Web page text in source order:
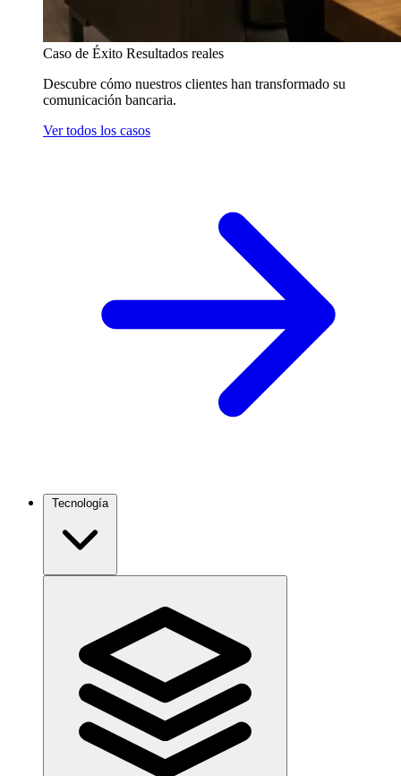
Caso de Éxito Resultados reales
Descubre cómo nuestros clientes han transformado su
comunicación bancaria.
Ver todos los casos
Tecnología